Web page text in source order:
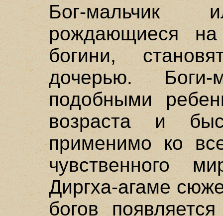
Бог-мальчик
рождающиеся
богини,
дочерью. Боги-
подобными
возраста и
применимо ко
чувственного
Диргха-агаме
богов